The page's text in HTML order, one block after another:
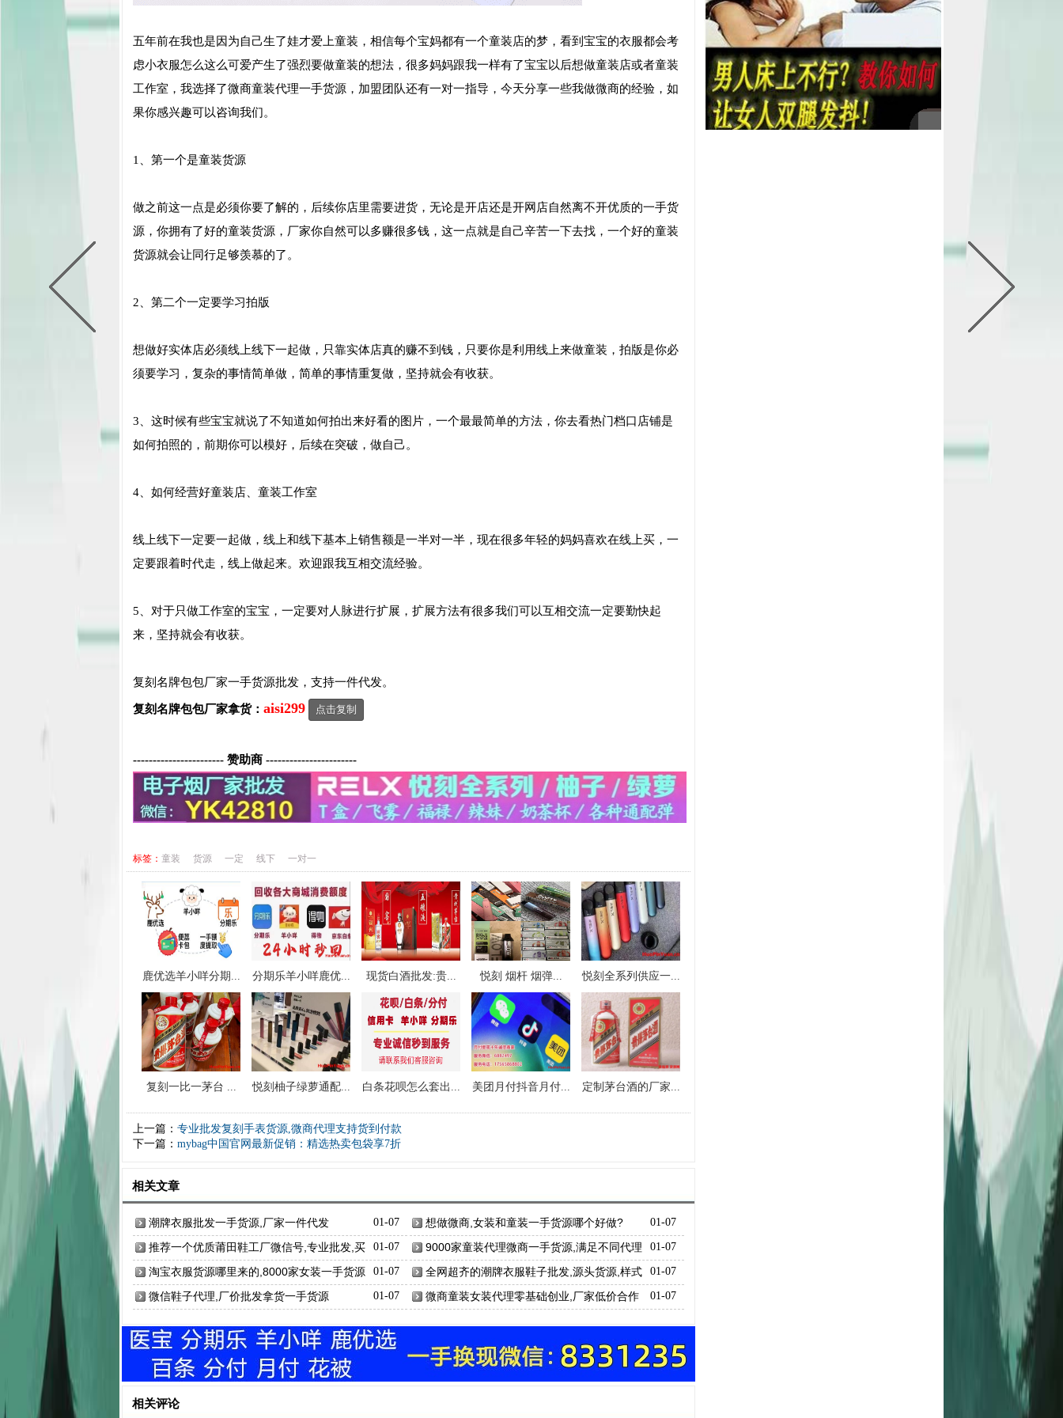
五年前在我也是因为自己生了娃才爱上童装，相信每个宝妈都有一个童装店的梦，看到宝宝的衣服都会考
虑小衣服怎么这么可爱产生了强烈要做童装的想法，很多妈妈跟我一样有了宝宝以后想做童装店或者童装
工作室，我选择了微商童装代理一手货源，加盟团队还有一对一指导，今天分享一些我做微商的经验，如
果你感兴趣可以咨询我们。
1、第一个是童装货源
做之前这一点是必须你要了解的，后续你店里需要进货，无论是开店还是开网店自然离不开优质的一手货
源，你拥有了好的童装货源，厂家你自然可以多赚很多钱，这一点就是自己辛苦一下去找，一个好的童装
货源就会让同行足够羡慕的了。
2、第二个一定要学习拍版
想做好实体店必须线上线下一起做，只靠实体店真的赚不到钱，只要你是利用线上来做童装，拍版是你必
须要学习，复杂的事情简单做，简单的事情重复做，坚持就会有收获。
3、这时候有些宝宝就说了不知道如何拍出来好看的图片，一个最最简单的方法，你去看热门档口店铺是
如何拍照的，前期你可以模好，后续在突破，做自己。
4、如何经营好童装店、童装工作室
线上线下一定要一起做，线上和线下基本上销售额是一半对一半，现在很多年轻的妈妈喜欢在线上买，一
定要跟着时代走，线上做起来。欢迎跟我互相交流经验。
5、对于只做工作室的宝宝，一定要对人脉进行扩展，扩展方法有很多我们可以互相交流一定要勤快起
来，坚持就会有收获。
复刻名牌包包厂家一手货源批发，支持一件代发。
复刻名牌包包厂家拿货： aisi299 点击复制
----------------------- 赞助商 -----------------------
标签： 童装 货源 一定 线下 一对一
鹿优选羊小咩分期... 分期乐羊小咩鹿优... 现货白酒批发:贵... 悦刻 烟杆 烟弹... 悦刻全系列供应一...
复刻一比一茅台 ... 悦刻柚子绿萝通配... 白条花呗怎么套出... 美团月付抖音月付... 定制茅台酒的厂家...
上一篇： 专业批发复刻手表货源,微商代理支持货到付款
下一篇： mybag中国官网最新促销：精选热卖包袋享7折
相关文章
01-07
潮牌衣服批发一手货源,厂家一件代发 01-07
想做微商,女装和童装一手货源哪个好做?
01-07
推荐一个优质莆田鞋工厂微信号,专业批发,买
贵包退
01-07
9000家童装代理微商一手货源,满足不同代理
需求
01-07
淘宝衣服货源哪里来的,8000家女装一手货源
总部
01-07
全网超齐的潮牌衣服鞋子批发,源头货源,样式
齐全
01-07
微信鞋子代理,厂价批发拿货一手货源 01-07
微商童装女装代理零基础创业,厂家低价合作
相关评论